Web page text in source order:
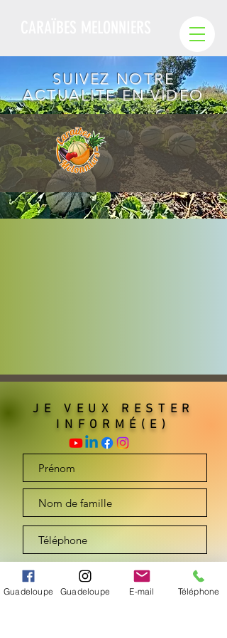
SUIVEZ NOTRE
ACTUALITE EN VIDEO
JE VEUX RESTER
INFORMÉ(E)
Guadeloupe Guadeloupe E-mail Téléphone